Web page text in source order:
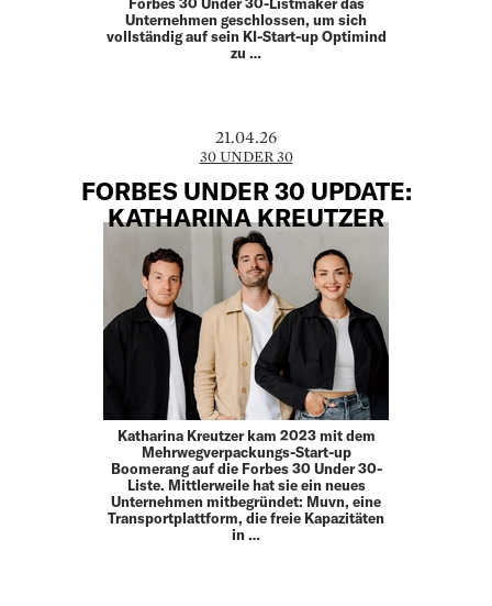
Unternehmen geschlossen, um sich
vollständig auf sein KI-Start-up Optimind
zu …
21.04.26
30 UNDER 30
FORBES UNDER 30 UPDATE:
KATHARINA KREUTZER
Katharina Kreutzer kam 2023 mit dem
Mehrwegverpackungs-Start-up
Boomerang auf die Forbes 30 Under 30-
Liste. Mittlerweile hat sie ein neues
Unternehmen mitbegründet: Muvn, eine
Transportplattform, die freie Kapazitäten
in …